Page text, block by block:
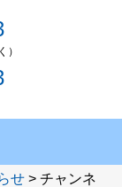
）
せ > チャンネ